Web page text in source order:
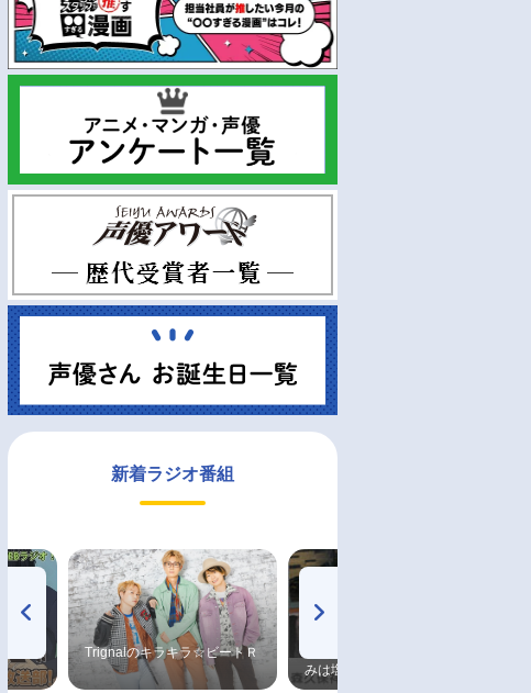
新着ラジオ番組
Trignalのキラキラ☆ビートＲ
みは塩だけ